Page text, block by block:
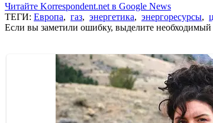
Читайте Korrespondent.net в Google News
ТЕГИ: Европа, газ, энергетика, энергоресурсы,
Если вы заметили ошибку, выделите